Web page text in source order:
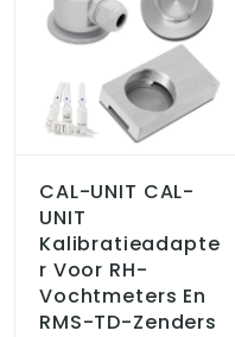
CAL-UNIT CAL-
UNIT
Kalibratieadapte
R Voor RH-
Vochtmeters En
RMS-TD-Zenders